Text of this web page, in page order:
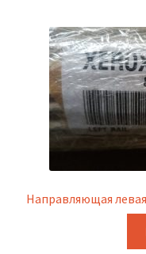
Направляющая левая